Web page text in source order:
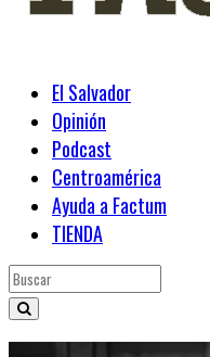
El Salvador
Opinión
Podcast
Centroamérica
Ayuda a Factum
TIENDA